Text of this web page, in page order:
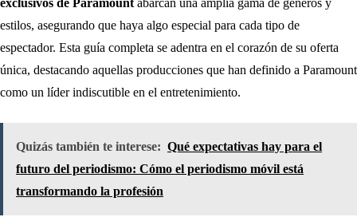
exclusivos de Paramount abarcan una amplia gama de géneros y
estilos, asegurando que haya algo especial para cada tipo de
espectador. Esta guía completa se adentra en el corazón de su oferta
única, destacando aquellas producciones que han definido a Paramount
como un líder indiscutible en el entretenimiento.
Quizás también te interese: Qué expectativas hay para el
futuro del periodismo: Cómo el periodismo móvil está
transformando la profesión